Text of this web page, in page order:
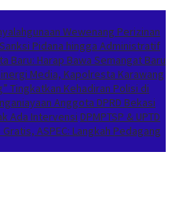
Wewenang Perizinan
Pidana hingga Administratif
Baru: Harap Bawa Semangat Baru
Media, Kapolresta Karawang
Tingkatkan Kehadiran Polisi di
Anggota DPRD Bekasi
Ada Intervensi DPMPTSP & UPTD
ASPEC: Langkah Pedagang